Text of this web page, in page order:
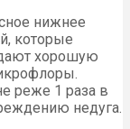
нижнее
которые
хорошую
реже 1 раза в
недуга.